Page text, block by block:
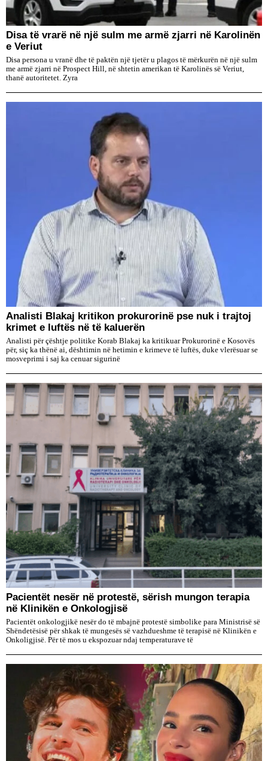
Disa të vrarë në një sulm me armë zjarri në Karolinën
e Veriut
Disa persona u vranë dhe të paktën një tjetër u plagos të mërkurën në një sulm
me armë zjarri në Prospect Hill, në shtetin amerikan të Karolinës së Veriut,
thanë autoritetet. Zyra
​Analisti Blakaj kritikon prokurorinë pse nuk i trajtoj
krimet e luftës në të kaluerën
Analisti për çështje politike Korab Blakaj ka kritikuar Prokurorinë e Kosovës
për, siç ka thënë ai, dështimin në hetimin e krimeve të luftës, duke vlerësuar se
mosveprimi i saj ka cenuar sigurinë
Pacientët nesër në protestë, sërish mungon terapia
në Klinikën e Onkologjisë
Pacientët onkologjikë nesër do të mbajnë protestë simbolike para Ministrisë së
Shëndetësisë për shkak të mungesës së vazhdueshme të terapisë në Klinikën e
Onkoligjisë. Për të mos u ekspozuar ndaj temperaturave të